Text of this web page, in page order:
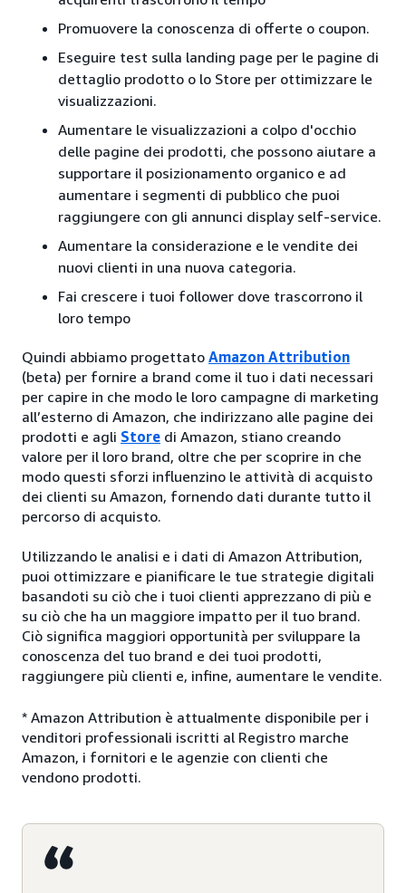
Promuovere la conoscenza di offerte o coupon.
Eseguire test sulla landing page per le pagine di
dettaglio prodotto o lo Store per ottimizzare le
visualizzazioni.
Aumentare le visualizzazioni a colpo d'occhio
delle pagine dei prodotti, che possono aiutare a
supportare il posizionamento organico e ad
aumentare i segmenti di pubblico che puoi
raggiungere con gli annunci display self-service.
Aumentare la considerazione e le vendite dei
nuovi clienti in una nuova categoria.
Fai crescere i tuoi follower dove trascorrono il
loro tempo
Quindi abbiamo progettato Amazon Attribution
(beta) per fornire a brand come il tuo i dati necessari
per capire in che modo le loro campagne di marketing
all’esterno di Amazon, che indirizzano alle pagine dei
prodotti e agli Store di Amazon, stiano creando
valore per il loro brand, oltre che per scoprire in che
modo questi sforzi influenzino le attività di acquisto
dei clienti su Amazon, fornendo dati durante tutto il
percorso di acquisto.
Utilizzando le analisi e i dati di Amazon Attribution,
puoi ottimizzare e pianificare le tue strategie digitali
basandoti su ciò che i tuoi clienti apprezzano di più e
su ciò che ha un maggiore impatto per il tuo brand.
Ciò significa maggiori opportunità per sviluppare la
conoscenza del tuo brand e dei tuoi prodotti,
raggiungere più clienti e, infine, aumentare le vendite.
* Amazon Attribution è attualmente disponibile per i
venditori professionali iscritti al Registro marche
Amazon, i fornitori e le agenzie con clienti che
vendono prodotti.